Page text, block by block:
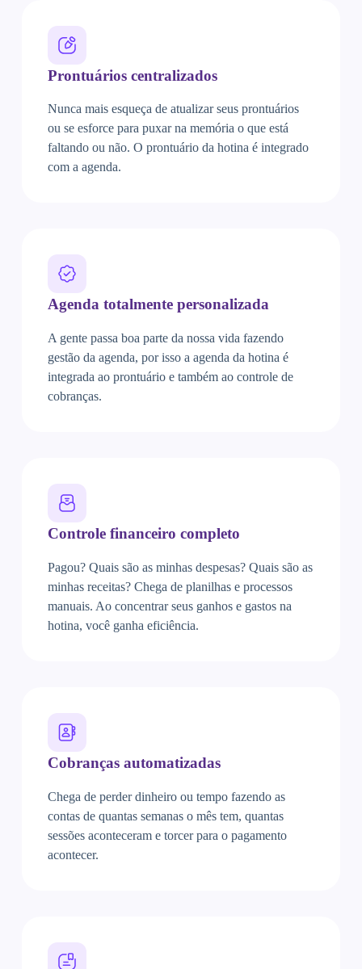
Prontuários centralizados
Nunca mais esqueça de atualizar seus prontuários
ou se esforce para puxar na memória o que está
faltando ou não. O prontuário da hotina é integrado
com a agenda.
Agenda totalmente personalizada
A gente passa boa parte da nossa vida fazendo
gestão da agenda, por isso a agenda da hotina é
integrada ao prontuário e também ao controle de
cobranças.
Controle financeiro completo
Pagou? Quais são as minhas despesas? Quais são as
minhas receitas? Chega de planilhas e processos
manuais. Ao concentrar seus ganhos e gastos na
hotina, você ganha eficiência.
Cobranças automatizadas
Chega de perder dinheiro ou tempo fazendo as
contas de quantas semanas o mês tem, quantas
sessões aconteceram e torcer para o pagamento
acontecer.